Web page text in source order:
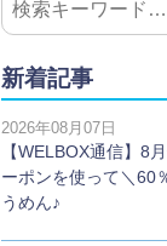
新着記事
2026年08月07日
【WELBOX通信】8
ーポンを使って＼60
うめん♪